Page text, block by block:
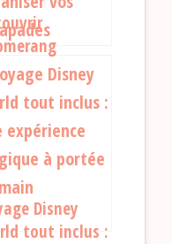
: Ce qu’il
savoir pour
vos
Disney
tout inclus :